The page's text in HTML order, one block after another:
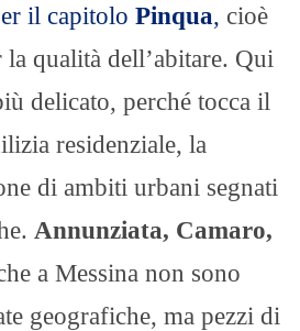
il capitolo Pinqua, cioè
qualità dell’abitare. Qui
delicato, perché tocca il
residenziale, la
di ambiti urbani segnati
Annunziata, Camaro,
a Messina non sono
geografiche, ma pezzi di